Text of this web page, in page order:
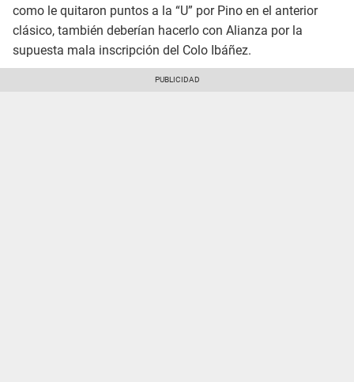
como le quitaron puntos a la “U” por Pino en el anterior
clásico, también deberían hacerlo con Alianza por la
supuesta mala inscripción del Colo Ibáñez.